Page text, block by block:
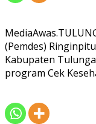
(Pemdes)
Kabupaten
program Cek